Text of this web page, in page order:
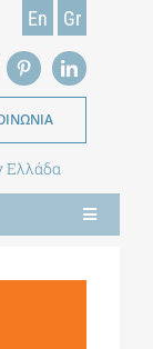
En Gr
Ελλάδα
Toggle
Navigation